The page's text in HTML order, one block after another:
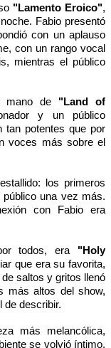
"Lamento Eroico",
Fabio presentó
con un aplauso
con un rango vocal
mientras el público
mano de "Land of
y un público
tan potentes que por
voces más sobre el
los primeros
una vez más.
con Fabio era
todos, era "Holy
que era su favorita,
saltos y gritos llenó
más altos del show,
de describir.
más melancólica,
se volvió íntimo,